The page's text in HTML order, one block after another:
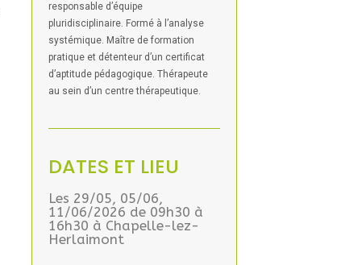
responsable d’équipe
pluridisciplinaire. Formé à l’analyse
systémique. Maître de formation
pratique et détenteur d’un certificat
d’aptitude pédagogique. Thérapeute
au sein d’un centre thérapeutique.
DATES ET LIEU
Les 29/05, 05/06,
11/06/2026 de 09h30 à
16h30 à Chapelle-lez-
Herlaimont